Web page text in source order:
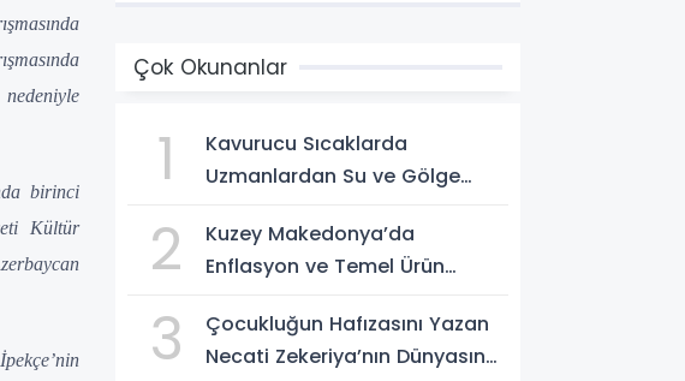
birinci
Kültür
Çok Okunanlar
1
Kavurucu Sıcaklarda
Uzmanlardan Su ve Gölge
2
Kuzey Makedonya’da
Enflasyon ve Temel Ürün
3
Çocukluğun Hafızasını Yazan
Necati Zekeriya’nın Dünyasına